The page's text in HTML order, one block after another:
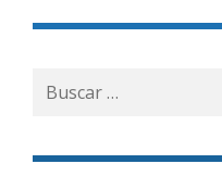
Buscar
por: